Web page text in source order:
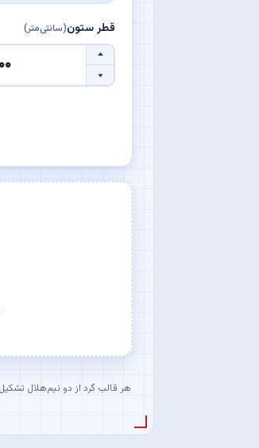
قطر ستون(سانتی‌متر)